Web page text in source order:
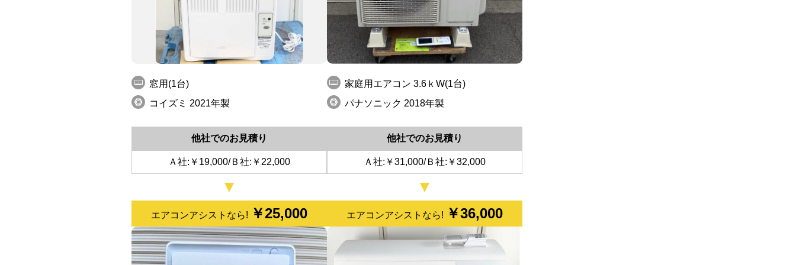
窓用(1台)
コイズミ 2021年製
他社でのお見積り
Ａ社:￥19,000/Ｂ社:￥22,000
エアコンアシストなら! ￥25,000
家庭用エアコン 3.6ｋW(1台)
パナソニック 2018年製
他社でのお見積り
Ａ社:￥31,000/Ｂ社:￥32,000
エアコンアシストなら! ￥36,000